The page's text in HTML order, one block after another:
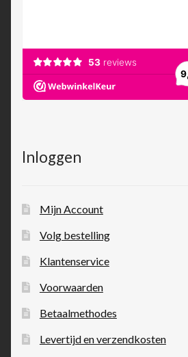
Inloggen
Mijn Account
Volg bestelling
Klantenservice
Voorwaarden
Betaalmethodes
Levertijd en verzendkosten